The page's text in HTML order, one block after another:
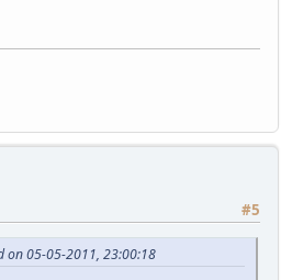
#5
on 05-05-2011, 23:00:18